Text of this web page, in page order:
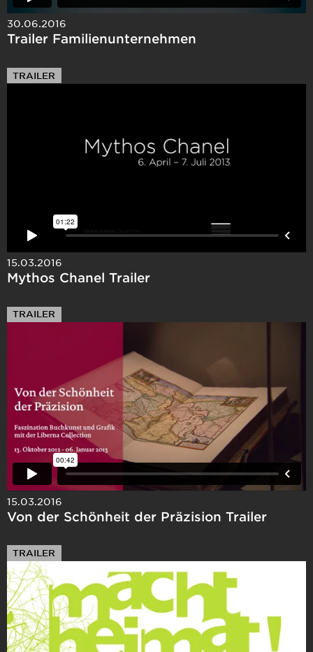
30.06.2016
Trailer Familienunternehmen
TRAILER
15.03.2016
Mythos Chanel Trailer
TRAILER
15.03.2016
Von der Schönheit der Präzision Trailer
TRAILER